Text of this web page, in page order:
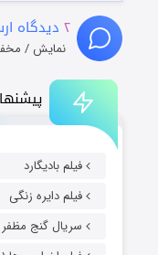
فیلم بادیگارد
فیلم دایره زنگی
سریال گنج مظفر
۲ دیدگاه
نمایش /